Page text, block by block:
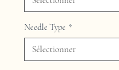
Needle Type *